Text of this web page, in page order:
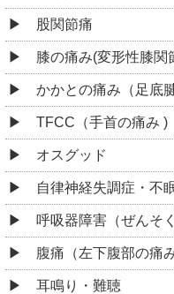
股関節痛
膝の痛み(変形性膝関
かかとの痛み（足底
TFCC（手首の痛み )
オスグッド
自律神経失調症・不
呼吸器障害（ぜんそ
腹痛（左下腹部の痛み
耳鳴り・難聴